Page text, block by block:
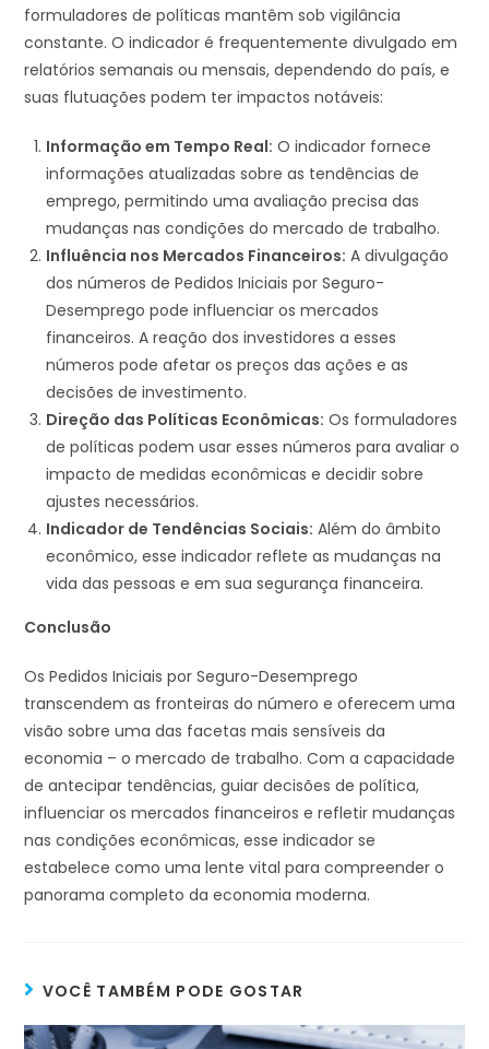
formuladores de políticas mantêm sob vigilância
constante. O indicador é frequentemente divulgado em
relatórios semanais ou mensais, dependendo do país, e
suas flutuações podem ter impactos notáveis:
Informação em Tempo Real: O indicador fornece
informações atualizadas sobre as tendências de
emprego, permitindo uma avaliação precisa das
mudanças nas condições do mercado de trabalho.
Influência nos Mercados Financeiros: A divulgação
dos números de Pedidos Iniciais por Seguro-
Desemprego pode influenciar os mercados
financeiros. A reação dos investidores a esses
números pode afetar os preços das ações e as
decisões de investimento.
Direção das Políticas Econômicas: Os formuladores
de políticas podem usar esses números para avaliar o
impacto de medidas econômicas e decidir sobre
ajustes necessários.
Indicador de Tendências Sociais: Além do âmbito
econômico, esse indicador reflete as mudanças na
vida das pessoas e em sua segurança financeira.
Conclusão
Os Pedidos Iniciais por Seguro-Desemprego
transcendem as fronteiras do número e oferecem uma
visão sobre uma das facetas mais sensíveis da
economia – o mercado de trabalho. Com a capacidade
de antecipar tendências, guiar decisões de política,
influenciar os mercados financeiros e refletir mudanças
nas condições econômicas, esse indicador se
estabelece como uma lente vital para compreender o
panorama completo da economia moderna.
VOCÊ TAMBÉM PODE GOSTAR